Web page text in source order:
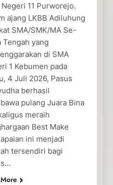
Negeri 11 Purworejo.
ajang LKBB Adiluhung
SMA/SMK/MA Se-
Tengah yang
di SMA
1 Kebumen pada
4 Juli 2026, Pasus
berhasil
pulang Juara Bina
meraih
Best Make
ini menjadi
tersendiri bagi